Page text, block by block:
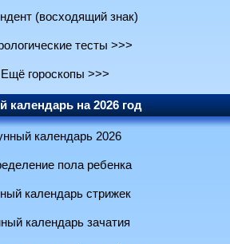
(восходящий знак)
тесты >>>
Ещё гороскопы >>>
календарь на 2026 год
календарь 2026
пола ребенка
календарь стрижек
календарь зачатия